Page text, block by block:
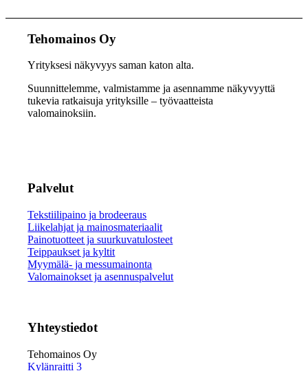
Tehomainos Oy
Yrityksesi näkyvyys saman katon alta.
Suunnittelemme, valmistamme ja asennamme näkyvyyttä
tukevia ratkaisuja yrityksille – työvaatteista
valomainoksiin.
Palvelut
Tekstiilipaino ja brodeeraus
Liikelahjat ja mainosmateriaalit
Painotuotteet ja suurkuvatulosteet
Teippaukset ja kyltit
Myymälä- ja messumainonta
Valomainokset ja asennuspalvelut
Yhteystiedot
Tehomainos Oy
Kylänraitti 3